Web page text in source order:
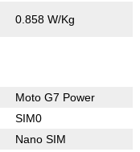
0.858 W/Kg
Moto G7 Power
SIM0
Nano SIM